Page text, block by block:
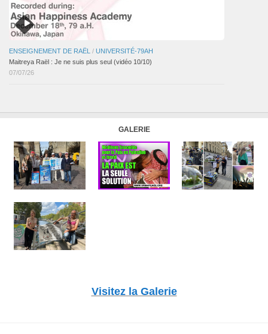
ENSEIGNEMENT DE RAËL / UNIVERSITÉ-79AH
Maitreya Raël : Je ne suis plus seul (vidéo 10/10)
07/07/26
GALERIE
Visitez la Galerie